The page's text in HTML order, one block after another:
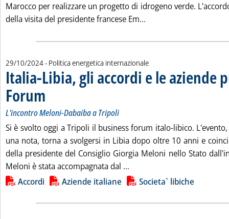
Marocco per realizzare un progetto di idrogeno verde.
della visita del presidente francese Em...
29/10/2024- Politica energetica internazionale
Italia-Libia, gli accordi e le aziende
Forum . Sottotitolo: L'incontro Meloni-Dabaiba a Tripoli
. Pubblicata martedì 29 ottobre 2024 alle 15.35.
L'incontro Meloni-Dabaiba a Tripoli
Si è svolto oggi a Tripoli il business forum italo-libico.
una nota, torna a svolgersi in Libia dopo oltre 10 anni e
della presidente del Consiglio Giorgia Meloni nello Stato
Meloni è stata accompagnata dal ...
Lista allegati PDF alla notizia
Accordi Aziende italiane Societa` libiche